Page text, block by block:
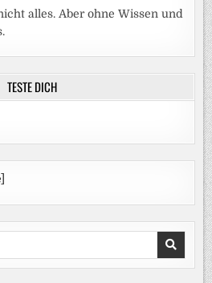
alles. Aber ohne Wissen und
TESTE DICH